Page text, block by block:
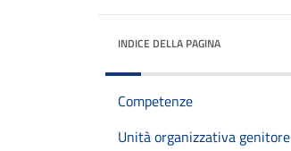
INDICE DELLA PAGINA
Competenze
Unità organizzativa genitore